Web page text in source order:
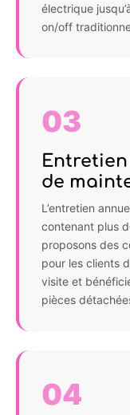
électrique
on/off
03
de
L’entretien
contenant plus
proposons des
pour les clients
visite et
pièces
04